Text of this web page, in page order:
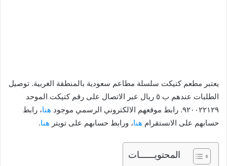
يعتبر مطعم كتيكت سلسلة مطاعم سعودية بالمنطقة الغربية. توصيل
الطلبات عندهم ب ٥ ريال عبر الاتصال على رقم كتيكت الموحد
٩٢٠٠٢٢١٢٩. رابط موقعهم الالكتروني الرسمي موجود
هنا، رابط
حسابهم على الانستقرام هنا، ورابط حسابهم على تويتر هنا.
المحتويــــــات